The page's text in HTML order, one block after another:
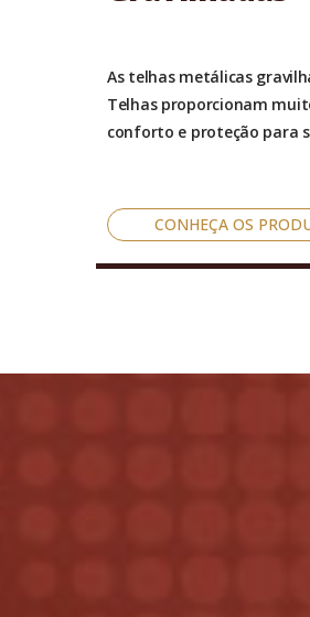
As telhas metálicas
Telhas proporcionam
conforto e proteção para
CONHEÇA OS